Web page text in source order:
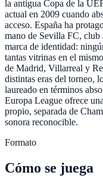
la antigua Copa de la
actual en 2009 cuando
acceso. España ha
mano de Sevilla FC, club
marca de identidad:
tantas vitrinas en el
de Madrid, Villarreal y
distintas eras del torneo,
laureado en términos
Europa League ofrece
propio, separada de
sonora reconocible.
Formato
Cómo se juega